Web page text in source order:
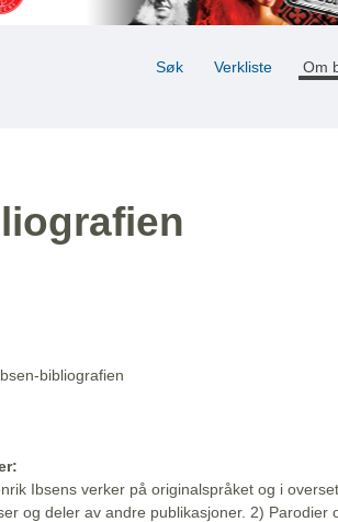
Søk Verkliste Om
bibliografien
Ibsens verker på originalspråket og i
og deler av andre publikasjoner. 2) Parodier